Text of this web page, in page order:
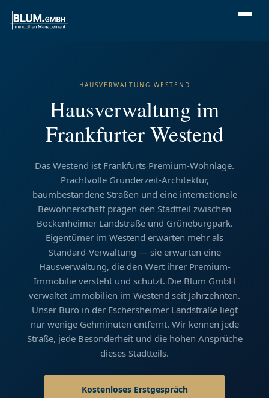
HAUSVERWALTUNG WESTEND
Hausverwaltung im
Frankfurter Westend
Das Westend ist Frankfurts Premium-Wohnlage.
Prachtvolle Gründerzeit-Architektur,
baumbestandene Straßen und eine internationale
Bewohnerschaft prägen den Stadtteil zwischen
Bockenheimer Landstraße und Grüneburgpark.
Eigentümer im Westend erwarten mehr als
Standard-Verwaltung — sie erwarten eine
Hausverwaltung, die den Wert ihrer Premium-
Immobilie versteht und schützt. Die Blum GmbH
verwaltet Immobilien im Westend seit Jahrzehnten.
Unser Büro in der Eschersheimer Landstraße liegt
nur wenige Gehminuten entfernt. Wir kennen jede
Straße, jede Besonderheit und die hohen Ansprüche
dieses Stadtteils.
Kostenloses Erstgespräch